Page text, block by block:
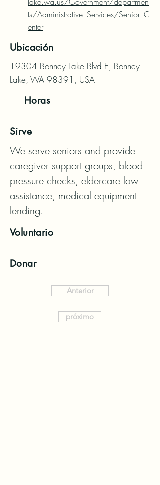
ts/Administrative_Services/Senior_C
enter
Ubicación
19304 Bonney Lake Blvd E, Bonney
Lake, WA 98391, USA
Horas
Sirve
We serve seniors and provide
caregiver support groups, blood
pressure checks, eldercare law
assistance, medical equipment
lending.
Voluntario
Donar
Anterior
próximo